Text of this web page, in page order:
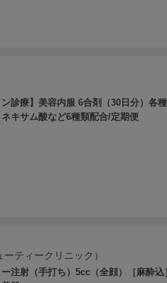
ン診療】美容内服 6合剤（30日分）各
ネキサム酸など6種類配合/定期便
ティークリニック）
ー注射（手打ち）5cc（全顔）［麻酔込